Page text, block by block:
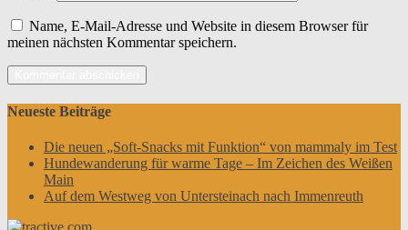
Name, E-Mail-Adresse und Website in diesem Browser für
meinen nächsten Kommentar speichern.
Neueste Beiträge
Die neuen „Soft-Snacks mit Funktion“ von mammaly im Test
Hundewanderung für warme Tage – Im Zeichen des Weißen
Main
Auf dem Westweg von Untersteinach nach Immenreuth